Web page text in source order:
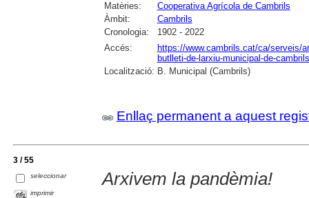
Matèries:
Cooperativa Agrícola de Cambrils
Àmbit:
Cambrils
Cronologia:
1902 - 2022
Accés:
https://www.cambrils.cat/ca/serveis/
butlleti-de-larxiu-municipal-de-
Localització: B. Municipal (Cambrils)
Enllaç permanent a aquest
3 / 55
seleccionar
imprimir
Arxivem la pandèmia!